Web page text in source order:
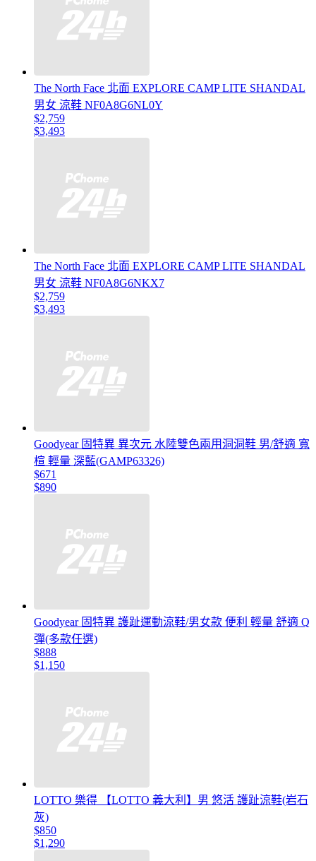
The North Face 北面 EXPLORE CAMP LITE SHANDAL
男女 涼鞋 NF0A8G6NL0Y
$2,759
$3,493
The North Face 北面 EXPLORE CAMP LITE SHANDAL
男女 涼鞋 NF0A8G6NKX7
$2,759
$3,493
Goodyear 固特異 異次元 水陸雙色兩用洞洞鞋 男/舒適 寬
楦 輕量 深藍(GAMP63326)
$671
$890
Goodyear 固特異 護趾運動涼鞋/男女款 便利 輕量 舒適 Q
彈(多款任選)
$888
$1,150
LOTTO 樂得 【LOTTO 義大利】男 悠活 護趾涼鞋(岩石
灰)
$850
$1,290